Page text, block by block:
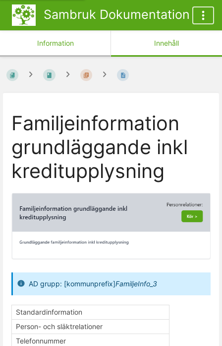
Sambruk Dokumentation
Information Innehåll
Familjeinformation
grundläggande inkl
kreditupplysning
AD grupp: [kommunprefix]FamiljeInfo_3
Standardinformation
Person- och släktrelationer
Telefonnummer